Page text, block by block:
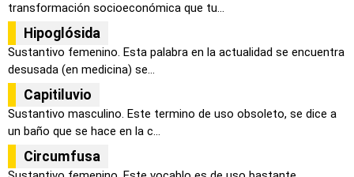
transformación socioeconómica que tu...
Hipoglósida
Sustantivo femenino. Esta palabra en la actualidad se encuentra
desusada (en medicina) se...
Capitiluvio
Sustantivo masculino. Este termino de uso obsoleto, se dice a
un baño que se hace en la c...
Circumfusa